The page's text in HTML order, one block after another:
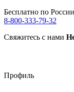
Бесплатно по
8-800-333-79-32
Свяжитесь с нами
Профиль